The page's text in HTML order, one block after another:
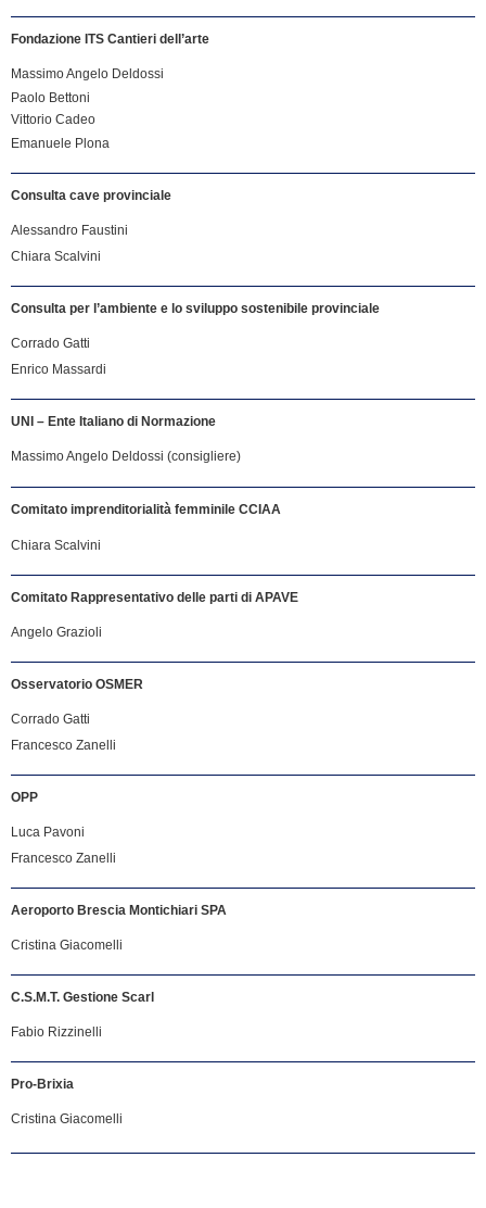
Fondazione ITS Cantieri dell’arte
Massimo Angelo Deldossi
Paolo Bettoni
Vittorio Cadeo
Emanuele Plona
Consulta cave provinciale
Alessandro Faustini
Chiara Scalvini
Consulta per l’ambiente e lo sviluppo sostenibile provinciale
Corrado Gatti
Enrico Massardi
UNI – Ente Italiano di Normazione
Massimo Angelo Deldossi (consigliere)
Comitato imprenditorialità femminile CCIAA
Chiara Scalvini
Comitato Rappresentativo delle parti di APAVE
Angelo Grazioli
Osservatorio OSMER
Corrado Gatti
Francesco Zanelli
OPP
Luca Pavoni
Francesco Zanelli
Aeroporto Brescia Montichiari SPA
Cristina Giacomelli
C.S.M.T. Gestione Scarl
Fabio Rizzinelli
Pro-Brixia
Cristina Giacomelli